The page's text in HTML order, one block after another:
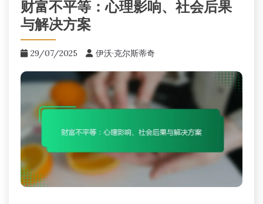
财富不平等：心理影响、社会后果
与解决方案
29/07/2025 伊沃·克尔斯蒂奇